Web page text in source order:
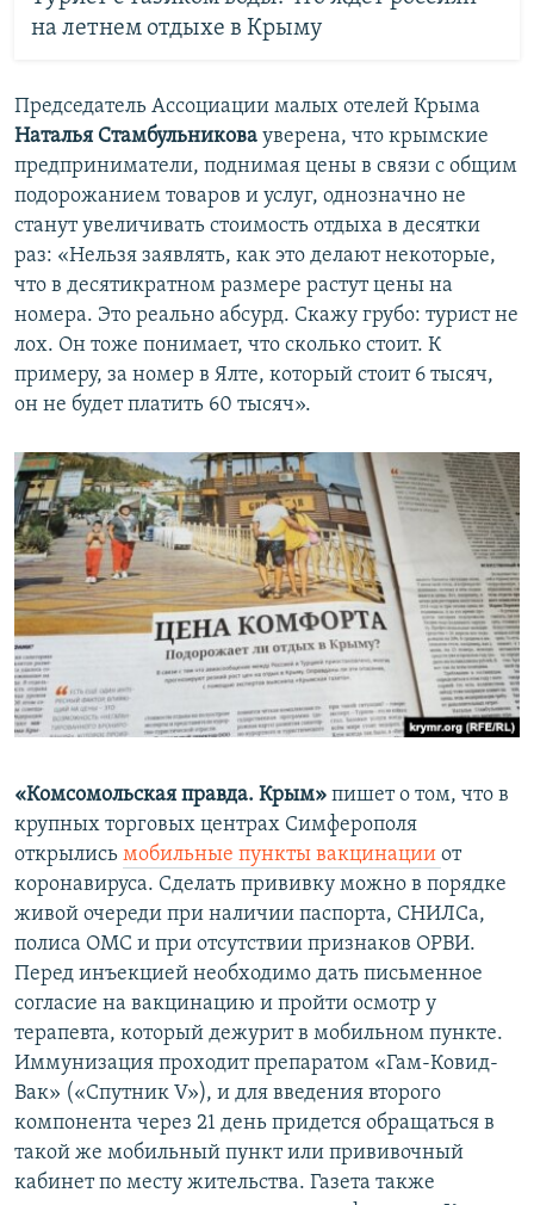
на летнем отдыхе в Крыму
Председатель Ассоциации малых отелей Крыма
Наталья Стамбульникова уверена, что крымские
предприниматели, поднимая цены в связи с общим
подорожанием товаров и услуг, однозначно не
станут увеличивать стоимость отдыха в десятки
раз: «Нельзя заявлять, как это делают некоторые,
что в десятикратном размере растут цены на
номера. Это реально абсурд. Скажу грубо: турист не
лох. Он тоже понимает, что сколько стоит. К
примеру, за номер в Ялте, который стоит 6 тысяч,
он не будет платить 60 тысяч».
«Комсомольская правда. Крым» пишет о том, что в
крупных торговых центрах Симферополя
открылись мобильные пункты вакцинации от
коронавируса. Сделать прививку можно в порядке
живой очереди при наличии паспорта, СНИЛСа,
полиса ОМС и при отсутствии признаков ОРВИ.
Перед инъекцией необходимо дать письменное
согласие на вакцинацию и пройти осмотр у
терапевта, который дежурит в мобильном пункте.
Иммунизация проходит препаратом «Гам-Ковид-
Вак» («Спутник V»), и для введения второго
компонента через 21 день придется обращаться в
такой же мобильный пункт или прививочный
кабинет по месту жительства. Газета также